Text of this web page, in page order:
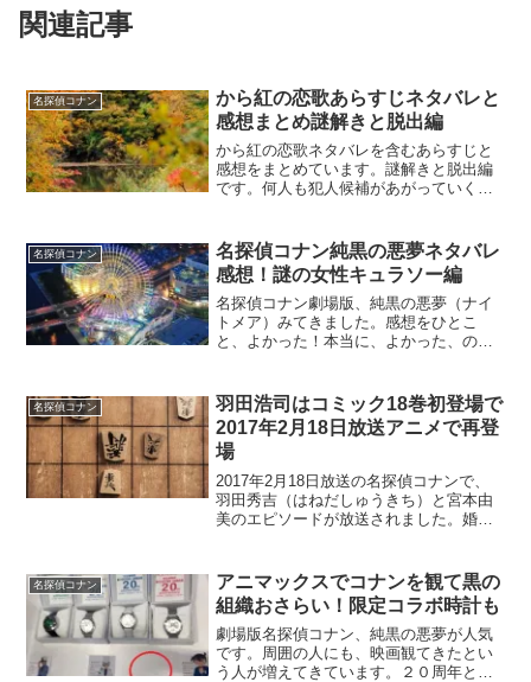
関連記事
名探偵コナン
から紅の恋歌あらすじネタバレと
感想まとめ謎解きと脱出編
から紅の恋歌ネタバレを含むあらすじと
感想をまとめています。謎解きと脱出編
です。何人も犯人候補があがっていく中
犯人が、ばれると同時に豹変してしまう
のがいつものパターン、と...
名探偵コナン
名探偵コナン純黒の悪夢ネタバレ
感想！謎の女性キュラソー編
名探偵コナン劇場版、純黒の悪夢（ナイ
トメア）みてきました。感想をひとこ
と、よかった！本当に、よかった、の一
す。アクション映画のような雰囲気でし
た。ここより先は、ネタバレ...
名探偵コナン
羽田浩司はコミック18巻初登場で
2017年2月18日放送アニメで再登
場
2017年2月18日放送の名探偵コナンで、
羽田秀吉（はねだしゅうきち）と宮本由
美のエピソードが放送されました。婚姻
名探偵コナン
アニマックスでコナンを観て黒の
組織おさらい！限定コラボ時計も
劇場版名探偵コナン、純黒の悪夢が人気
です。周囲の人にも、映画観てきたとい
う人が増えてきています。２０周年とい